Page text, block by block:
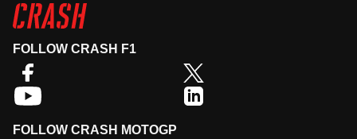
FOLLOW CRASH F1
FOLLOW CRASH MOTOGP